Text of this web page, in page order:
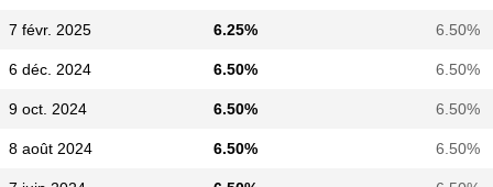
7 févr. 2025 6.25% 6.50%
6 déc. 2024 6.50% 6.50%
9 oct. 2024 6.50% 6.50%
8 août 2024 6.50% 6.50%